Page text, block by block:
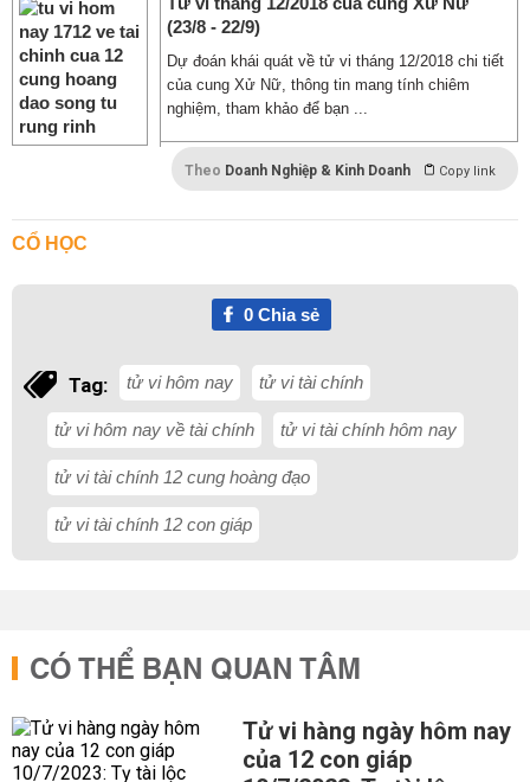
(23/8 - 22/9)
Dự đoán khái quát về tử vi tháng 12/2018 chi tiết
của cung Xử Nữ, thông tin mang tính chiêm
nghiệm, tham khảo để bạn ...
Theo Doanh Nghiệp & Kinh Doanh Copy link
CỔ HỌC
0Chia sẻ
Tag: tử vi hôm nay tử vi tài chính
tử vi hôm nay về tài chính tử vi tài chính hôm nay
tử vi tài chính 12 cung hoàng đạo
tử vi tài chính 12 con giáp
CÓ THỂ BẠN QUAN TÂM
Tử vi hàng ngày hôm nay
của 12 con giáp